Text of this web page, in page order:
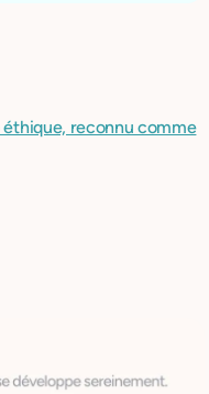
reconnu comme